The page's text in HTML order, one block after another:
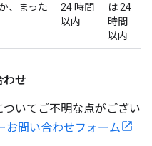
、まった
24 時間
以内
は 24
時間
以内
わせ
いてご不明な点がござい
お問い合わせフォーム